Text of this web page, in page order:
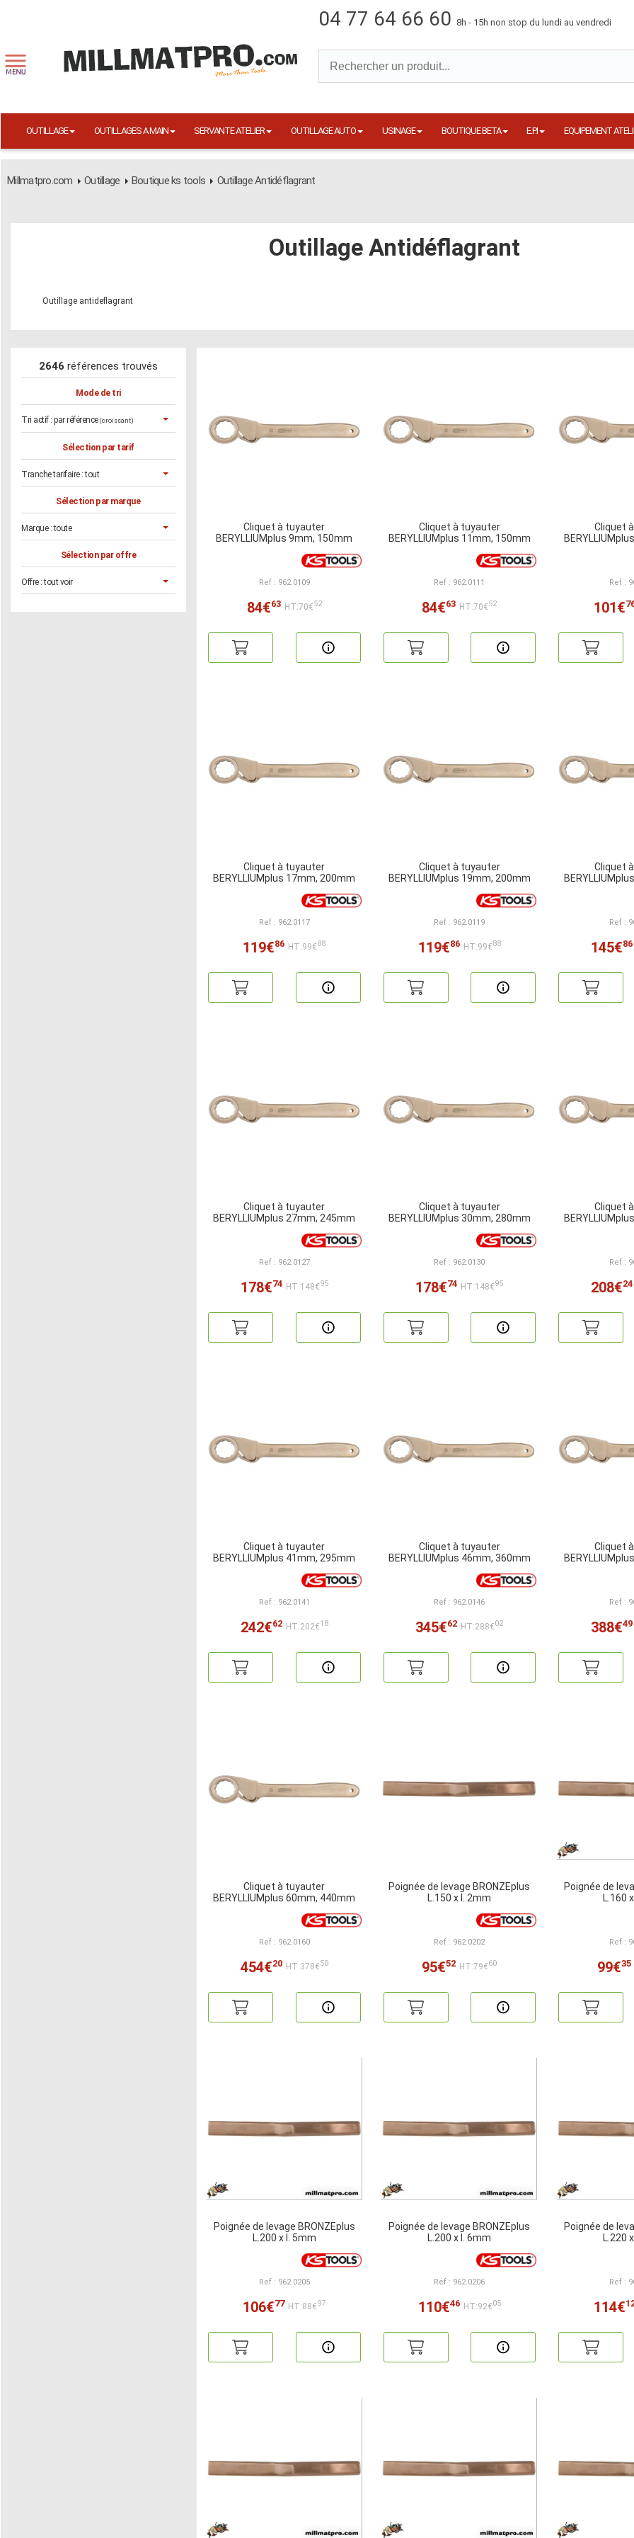
04 77 64 66 60 8h - 15h non stop du lundi au vendredi
OUTILLAGE OUTILLAGES A MAIN SERVANTE ATELIER OUTILLAGE AUTO USINAGE BOUTIQUE BETA E.P.I EQUIPEMENT
Millmatpro.com Outillage Boutique ks tools Outillage Antidéflagrant
Outillage Antidéflagrant
Outillage antideflagrant
2646 références trouvés
Mode de tri
Tri actif : par référence (croissant)
Sélection par tarif
Tranche tarifaire :tout
Sélection par marque
Marque :toute
Sélection par offre
Offre :tout voir
Cliquet à tuyauter
BERYLLIUMplus 9mm, 150mm
Ref : 962.0109
84€63 HT:70€52
Cliquet à tuyauter
BERYLLIUMplus 11mm, 150mm
Ref : 962.0111
84€63 HT:70€52
Cliquet
Ref :
101€
Cliquet à tuyauter
BERYLLIUMplus 17mm, 200mm
Ref : 962.0117
119€86 HT:99€88
Cliquet à tuyauter
BERYLLIUMplus 19mm, 200mm
Ref : 962.0119
119€86 HT:99€88
Cliquet
Ref :
145€86
Cliquet à tuyauter
BERYLLIUMplus 27mm, 245mm
Ref : 962.0127
178€74 HT:148€95
Cliquet à tuyauter
BERYLLIUMplus 30mm, 280mm
Ref : 962.0130
178€74 HT:148€95
Cliquet
Ref :
208€24
Cliquet à tuyauter
BERYLLIUMplus 41mm, 295mm
Ref : 962.0141
242€62 HT:202€18
Cliquet à tuyauter
BERYLLIUMplus 46mm, 360mm
Ref : 962.0146
345€62 HT:288€02
Cliquet
Ref :
388€49
Cliquet à tuyauter
BERYLLIUMplus 60mm, 440mm
Ref : 962.0160
454€20 HT:378€50
Poignée de levage BRONZEplus
L.150 x l. 2mm
Ref : 962.0202
95€52 HT:79€60
Poignée de
L.160
Ref :
99€35
Poignée de levage BRONZEplus
L.200 x l. 5mm
Ref : 962.0205
106€77 HT:88€97
Poignée de levage BRONZEplus
L.200 x l. 6mm
Ref : 962.0206
110€46 HT:92€05
Poignée de
L.220
Ref :
114€